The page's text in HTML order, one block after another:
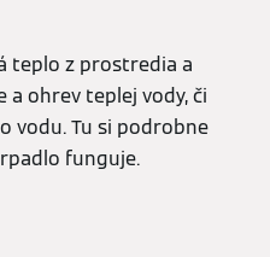
teplo z prostredia a
a ohrev teplej vody, či
vodu. Tu si podrobne
funguje.